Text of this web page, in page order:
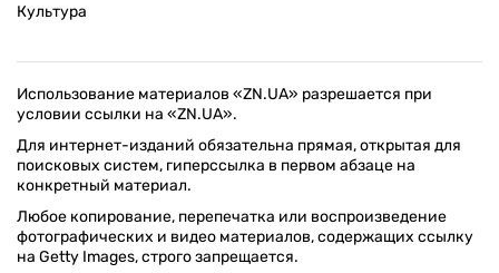
Культура
Использование материалов «ZN.UA» разрешается при
условии ссылки на «ZN.UA».
Для интернет-изданий обязательна прямая, открытая для
поисковых систем, гиперссылка в первом абзаце на
конкретный материал.
Любое копирование, перепечатка или воспроизведение
фотографических и видео материалов, содержащих ссылку
на Getty Images, строго запрещается.